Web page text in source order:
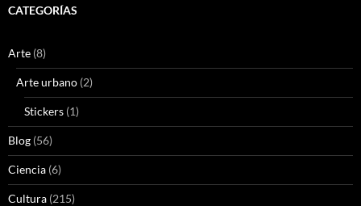
CATEGORÍAS
Arte (8)
Arte urbano (2)
Stickers (1)
Blog (56)
Ciencia (6)
Cultura (215)